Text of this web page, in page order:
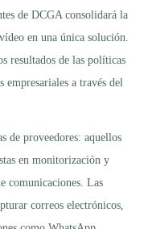
de DCGA consolidará la
en una única solución.
resultados de las políticas
a través del
de proveedores: aquellos
en monitorización y
comunicaciones. Las
correos electrónicos,